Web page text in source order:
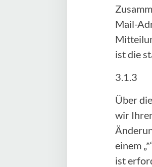
Mail-
ist die
3.1.3
Über
wir
einem
ist